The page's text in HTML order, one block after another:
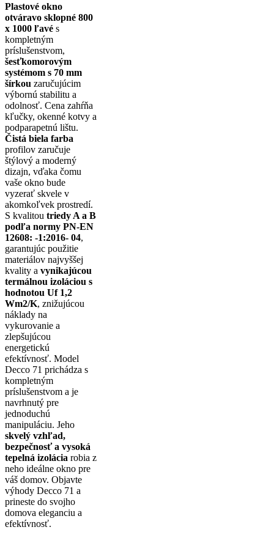
Plastové okno
otváravo sklopné 800
x 1000 ľavé s
kompletným
príslušenstvom,
šesťkomorovým
systémom s 70 mm
šírkou zaručujúcim
výbornú stabilitu a
odolnosť. Cena zahŕňa
kľučky, okenné kotvy a
podparapetnú lištu.
Čistá biela farba
profilov zaručuje
štýlový a moderný
dizajn, vďaka čomu
vaše okno bude
vyzerať skvele v
akomkoľvek prostredí.
S kvalitou triedy A a B
podľa normy PN-EN
12608: -1:2016- 04,
garantujúc použitie
materiálov najvyššej
kvality a vynikajúcou
termálnou izoláciou s
hodnotou Uf 1,2
Wm2/K, znižujúcou
náklady na
vykurovanie a
zlepšujúcou
energetickú
efektívnosť. Model
Decco 71 prichádza s
kompletným
príslušenstvom a je
navrhnutý pre
jednoduchú
manipuláciu. Jeho
skvelý vzhľad,
bezpečnosť a vysoká
tepelná izolácia robia z
neho ideálne okno pre
váš domov. Objavte
výhody Decco 71 a
prineste do svojho
domova eleganciu a
efektívnosť.